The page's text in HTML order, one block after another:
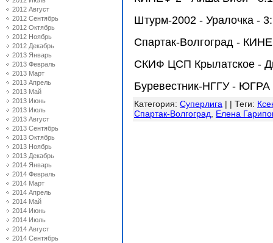
2012 Август
2012 Сентябрь
2012 Октябрь
2012 Ноябрь
2012 Декабрь
2013 Январь
2013 Февраль
2013 Март
2013 Апрель
2013 Май
2013 Июнь
2013 Июль
2013 Август
2013 Сентябрь
2013 Октябрь
2013 Ноябрь
2013 Декабрь
2014 Январь
2014 Февраль
2014 Март
2014 Апрель
2014 Май
2014 Июнь
2014 Июль
2014 Август
2014 Сентябрь
Штурм-2002 - Уралочка -
Спартак-Волгоград -
СКИФ ЦСП Крылатское -
Буревестник-НГГУ - ЮГРА
Категория: Суперлига | | Теги:
Спартак-Волгоград
Елена